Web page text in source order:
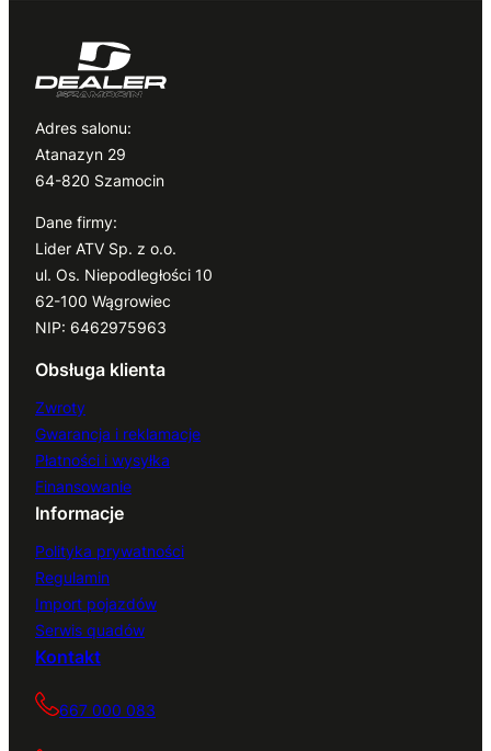
Adres salonu:
Atanazyn 29
64-820 Szamocin
Dane firmy:
Lider ATV Sp. z o.o.
ul. Os. Niepodległości 10
62-100 Wągrowiec
NIP: 6462975963
Obsługa klienta
Zwroty
Gwarancja i reklamacje
Płatności i wysyłka
Finansowanie
Informacje
Polityka prywatności
Regulamin
Import pojazdów
Serwis quadów
Kontakt
667 000 083